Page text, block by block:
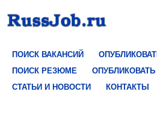
ПОИСК ВАКАНСИЙ
ПОИСК РЕЗЮМЕ
СТАТЬИ И НОВОСТИ
КОНТАКТЫ